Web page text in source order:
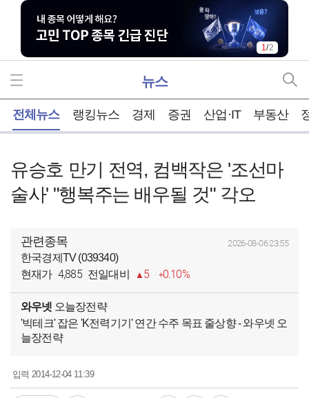
1/2
뉴스
전체뉴스 랭킹뉴스 경제 증권 산업·IT 부동산
유승호 만기 전역, 컴백작은 '조선마
술사' "행복주는 배우될 것" 각오
관련종목 2026-08-06 23:55
한국경제TV (039340)
현재가 4,885 전일대비 5 0.10%
와우넷 오늘장전략
'빅테크' 잡은 'K전력기기' 연간 수주 목표 줄상향 - 와우넷 오
늘장전략
입력 2014-12-04 11:39